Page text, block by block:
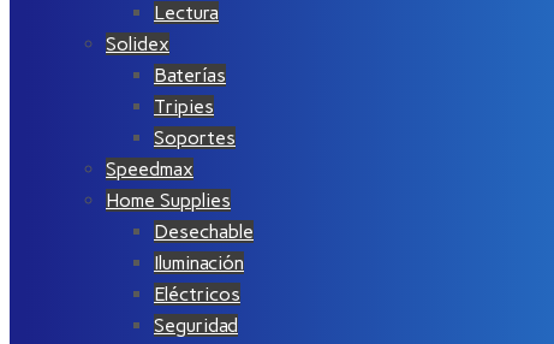
Lectura
Solidex
Baterías
Tripies
Soportes
Speedmax
Home Supplies
Desechable
Iluminación
Eléctricos
Seguridad